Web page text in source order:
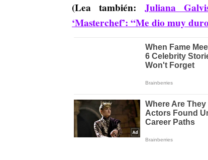
(Lea también: Juliana
‘Masterchef’: “Me dio muy